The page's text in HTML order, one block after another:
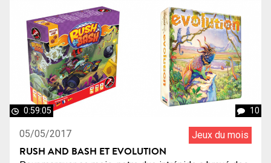
0:59:05 10
05/05/2017 Jeux du mois
RUSH AND BASH ET EVOLUTION